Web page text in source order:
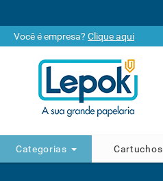
Você é empresa? Clique aqui
Categorias Cartuchos